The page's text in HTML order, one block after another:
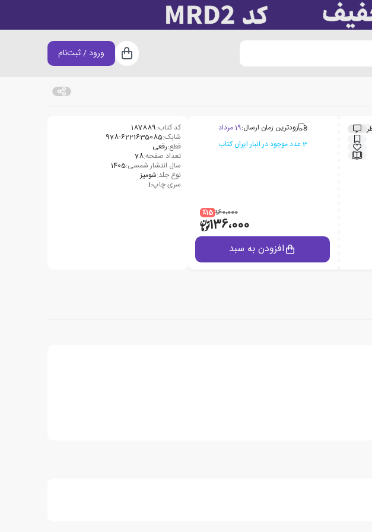
سبد خرید
ورود / ثبت‌نام
زودترین زمان ارسال:19 مرداد
3 عدد موجود در انبار ایران کتاب
160،000 ٪15
136،000
افزودن به سبد
کد کتاب:187889
شابک:978-6221635085
قطع:رقعی
تعداد صفحه:78
سال انتشار شمسی:1405
نوع جلد:شومیز
سری چاپ:1